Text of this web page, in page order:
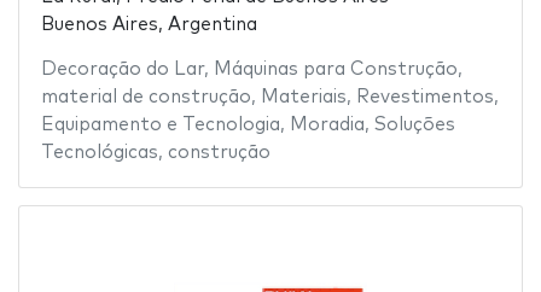
Buenos Aires, Argentina
Decoração do Lar, Máquinas para Construção,
material de construção, Materiais, Revestimentos,
Equipamento e Tecnologia, Moradia, Soluções
Tecnológicas, construção